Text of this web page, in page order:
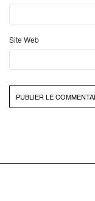
Site Web